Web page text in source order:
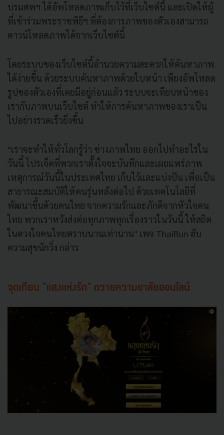
บรมศพฯ ได้อัพโหลดภาพเก็บไว้ที่เว็บไซต์นี้ และเปิดให้ผู้
ที่เข้าร่วมพระราชพิธีฯ ที่ต้องการภาพของตัวเองสามารถ
ดาวน์โหลดภาพได้จากเว็บไซต์นี้
โดยระบบของเว็บไซต์นี้อำนวยความสะดวกให้ค้นหาภาพ
ได้ง่ายขึ้น ด้วยระบบค้นหาภาพด้วยใบหน้า เพียงอัพโหลด
รูปของตัวเองที่เคยมีอยู่ก่อนแล้ว ระบบจะเทียบหน้าของ
เรากับภาพบนเว็บไซต์ ทำให้การค้นหาภาพของเราเป็น
ไปอย่างรวดเร็วยิ่งขึ้น
"เราจะทำให้ทั่วโลกรู้ว่า ช่างภาพไทย ออกไปทำอะไรใน
วันนี้ โปรเจ็คที่พวกเราตั้งใจจะบันทึกและเผยแพร่ภาพ
เหตุการณ์วันนี้ในประเทศไทย เก็บไว้และแบ่งปัน เพื่อเป็น
สาธารณะสมบัติให้คนรุ่นหลังต่อไป ด้วยเทคโนโลยีที่
พัฒนาขึ้นด้วยคนไทย จากความรักและภักดีจากหัวใจคน
ไทย พวกเราหวังส่งต่อทุกภาพทุกเรื่องราวในวันนี้ ให้สถิต
ในดวงใจคนไทยตราบนานเท่านาน" เพจ ThaiRun ฮับ
ความสุขนักวิ่ง กล่าว
จุดเทียน "แสงแห่งรัก" ถวายความอาลัยออนไลน์